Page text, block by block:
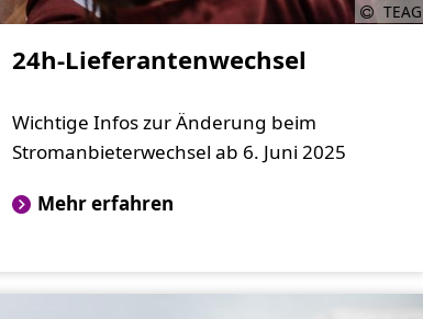
TEAG
24h-Lieferantenwechsel
Wichtige Infos zur Änderung beim
Stromanbieterwechsel ab 6. Juni 2025
Mehr erfahren